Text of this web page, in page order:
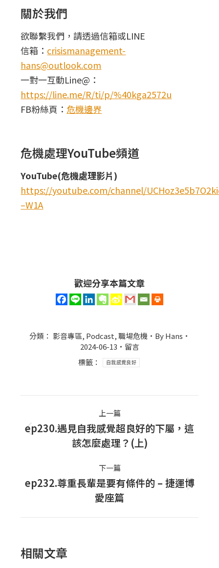
關於我們
欲聯繫我們，請透過信箱或LINE
信箱： crisismanagement-
hans@outlook.com
一對一互動Line@：
https://line.me/R/ti/p/%40kga2572u
FB粉絲頁： 危機邊界
危機處理YouTube頻道
YouTube(危機處理影片)
https://youtube.com/channel/
–W1A
歡迎分享本篇文章
分類： 影音專區, Podcast,職場危機 ByHans
2024-06-13
留言
標籤：
自我感覺良好
navigation
上一篇
上
一
篇
文
章：
ep230.遇見自我感覺超良好的下屬，這
該怎麼處理？(上)
下一篇
下
一
篇
ep232.尊重長輩是要有條件的 – 捷運博
愛座篇
相關文章